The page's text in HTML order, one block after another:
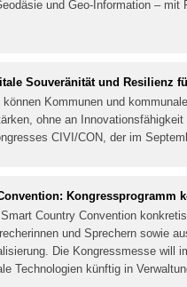
und Geo-Information –
Souveränität und Resilienz
können Kommunen und
ohne an
CIVI/CON, der im
Kongressprogramm
Country Convention
und Sprechern sowie
Die Kongressmesse will
Technologien künftig in